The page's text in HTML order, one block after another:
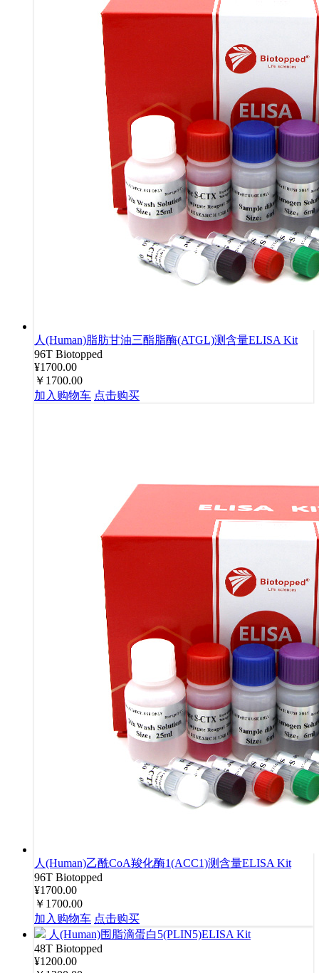
人(Human)脂肪甘油三酯脂酶(ATGL)测含量ELISA Kit
96T Biotopped
¥1700.00
￥1700.00
加入购物车 点击购买
人(Human)乙酰CoA羧化酶1(ACC1)测含量ELISA Kit
96T Biotopped
¥1700.00
￥1700.00
加入购物车 点击购买
人(Human)围脂滴蛋白5(PLIN5)ELISA Kit
48T Biotopped
¥1200.00